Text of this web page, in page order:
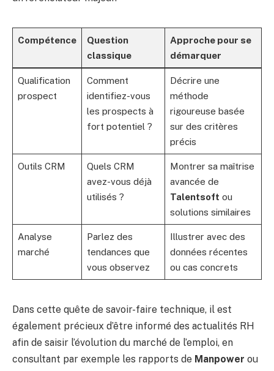
Compétence
Question
classique
Approche pour se
démarquer
Qualification
prospect
Comment
identifiez-vous
les prospects à
fort potentiel ?
Décrire une
méthode
rigoureuse basée
sur des critères
précis
Outils CRM
Quels CRM
avez-vous déjà
utilisés ?
Montrer sa maîtrise
avancée de
Talentsoft ou
solutions similaires
Analyse
marché
Parlez des
tendances que
vous observez
Illustrer avec des
données récentes
ou cas concrets
Dans cette quête de savoir-faire technique, il est
également précieux d’être informé des actualités RH
afin de saisir l’évolution du marché de l’emploi, en
consultant par exemple les rapports de Manpower ou